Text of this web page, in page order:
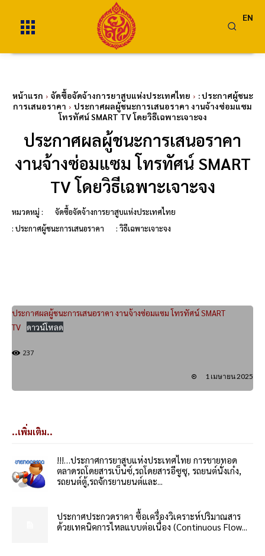
EN
หน้าแรก จัดซื้อจัดจ้างการยาสูบแห่งประเทศไทย
: ประกาศผู้ชนะ
การเสนอราคา
ประกาศผลผู้ชนะการเสนอราคา งานจ้างซ่อมแซม
โทรทัศน์ SMART TV โดยวิธีเฉพาะเจาะจง
ประกาศผลผู้ชนะการเสนอราคา
งานจ้างซ่อมแซม โทรทัศน์ SMART
TV โดยวิธีเฉพาะเจาะจง
หมวดหมู่ :
จัดซื้อจัดจ้างการยาสูบแห่งประเทศไทย
: ประกาศผู้ชนะการเสนอราคา
: วิธีเฉพาะเจาะจง
ประกาศผลผู้ชนะการเสนอราคา งานจ้างซ่อมแซม โทรทัศน์ SMART
TV
ดาวน์โหลด
237
1 เมษายน 2025
..เพิ่มเติม..
!!!…ประกาศการยาสูบแห่งประเทศไทย การขายทอด
ตลาดรถโดยสารเบ็นซ์,รถโดยสารอีซูซุ, รถยนต์นั่งเก๋ง,
รถยนต์ตู้,รถจักรยานยนต์และ...
ประกาศประกวดราคา ซื้อเครื่องวิเคราะห์ปริมาณสาร
ด้วยเทคนิคการไหลแบบต่อเนื่อง (Continuous Flow...